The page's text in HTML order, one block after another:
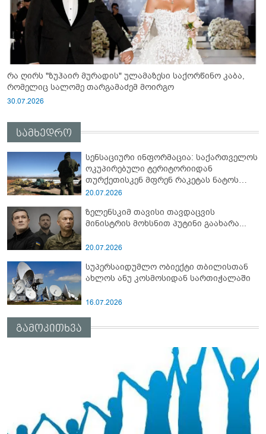
რა ღირს "ზუჰაირ მურადის" ულამაზესი საქორწინო კაბა,
რომელიც სალომე თარგამაძემ მოირგო
30.07.2026
სამხედრო
სენსაციური ინფორმაცია: საქართველოს
ოკუპირებული ტერიტორიიდან
თურქეთისკენ მფრენ რაკეტას ნატოს
სამიტი კინაღამ ჩაუშლია
20.07.2026
ზელენსკიმ თავისი თავდაცვის
მინისტრის მოხსნით პუტინი გაახარა...
20.07.2026
სუპერსაიდუმლო ობიექტი თბილისთან
ახლოს ანუ კოსმოსიდან სართიჭალაში
16.07.2026
გამოკითხვა